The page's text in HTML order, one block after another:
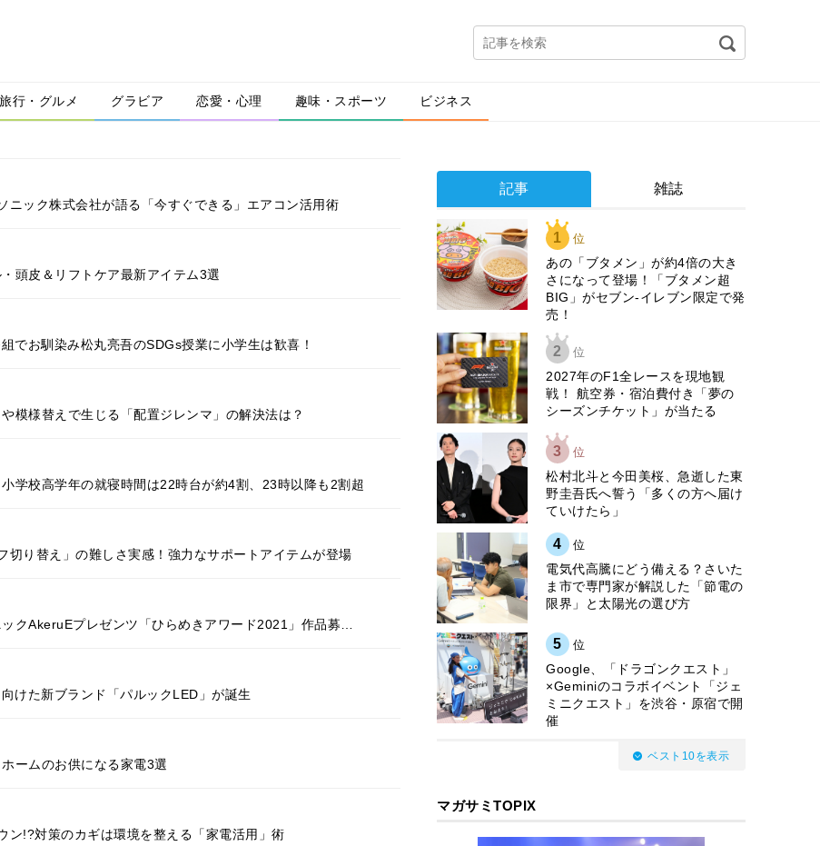
旅行・グルメ グラビア 恋愛・心理 趣味・スポーツ ビジネス
ニック株式会社が語る「今すぐできる」エアコン活用術
頭皮＆リフトケア最新アイテム3選
でお馴染み松丸亮吾のSDGs授業に小学生は歓喜！
模様替えで生じる「配置ジレンマ」の解決法は？
学校高学年の就寝時間は22時台が約4割、23時以降も2割超
切り替え」の難しさ実感！強力なサポートアイテムが登場
クAkeruEプレゼンツ「ひらめきアワード2021」作品募…
けた新ブランド「パルックLED」が誕生
ームのお供になる家電3選
ン!?対策のカギは環境を整える「家電活用」術
記事 雑誌
1 位
あの「ブタメン」が約4倍の大き
さになって登場！「ブタメン超
BIG」がセブン‐イレブン限定で発
売！
2 位
2027年のF1全レースを現地観
戦！ 航空券・宿泊費付き「夢の
シーズンチケット」が当たる
3 位
松村北斗と今田美桜、急逝した東
野圭吾氏へ誓う「多くの方へ届け
ていけたら」
4 位
電気代高騰にどう備える？さいた
ま市で専門家が解説した「節電の
限界」と太陽光の選び方
5 位
Google、「ドラゴンクエスト」
×Geminiのコラボイベント「ジェ
ミニクエスト」を渋谷・原宿で開
催
ベスト10を表示
マガサミTOPIX